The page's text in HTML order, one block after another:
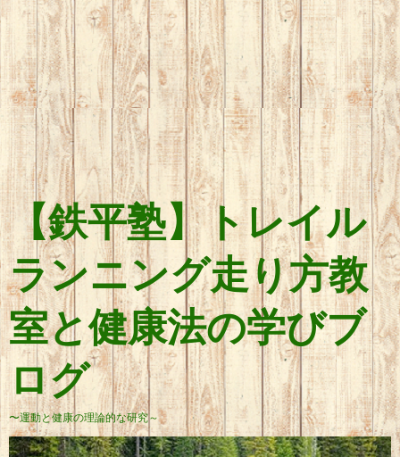
【鉄平塾】トレイル
ランニング走り方教
室と健康法の学びブ
ログ
〜運動と健康の理論的な研究～